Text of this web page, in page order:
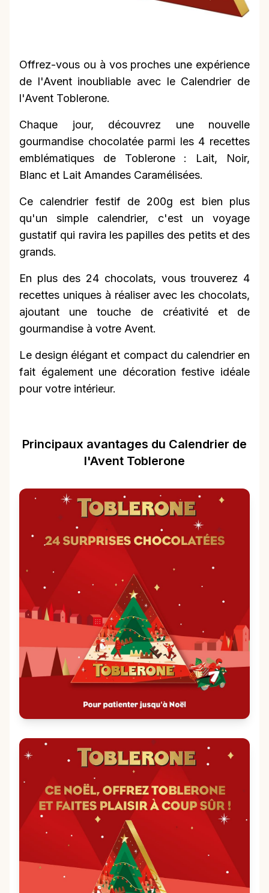
Offrez-vous ou à vos proches une expérience
de l'Avent inoubliable avec le Calendrier de
l'Avent Toblerone.
Chaque jour, découvrez une nouvelle
gourmandise chocolatée parmi les 4 recettes
emblématiques de Toblerone : Lait, Noir,
Blanc et Lait Amandes Caramélisées.
Ce calendrier festif de 200g est bien plus
qu'un simple calendrier, c'est un voyage
gustatif qui ravira les papilles des petits et des
grands.
En plus des 24 chocolats, vous trouverez 4
recettes uniques à réaliser avec les chocolats,
ajoutant une touche de créativité et de
gourmandise à votre Avent.
Le design élégant et compact du calendrier en
fait également une décoration festive idéale
pour votre intérieur.
Principaux avantages du Calendrier de
l'Avent Toblerone